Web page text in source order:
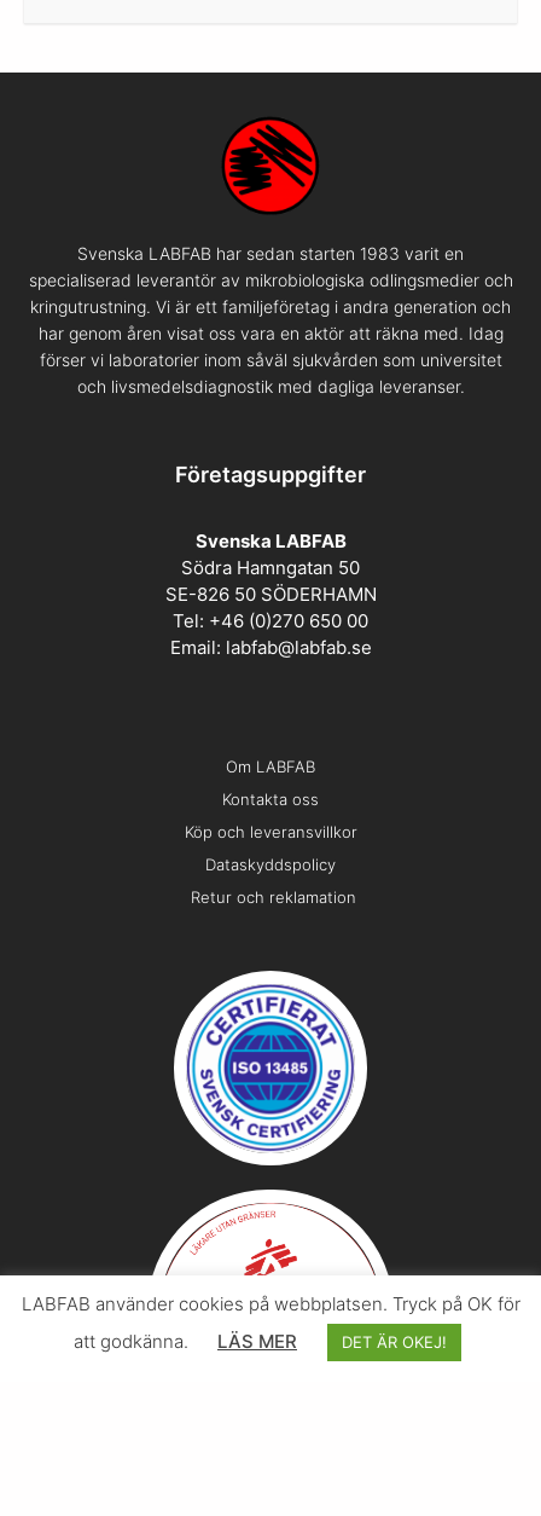
Svenska LABFAB har sedan starten 1983 varit en
specialiserad leverantör av mikrobiologiska odlingsmedier och
kringutrustning. Vi är ett familjeföretag i andra generation och
har genom åren visat oss vara en aktör att räkna med. Idag
förser vi laboratorier inom såväl sjukvården som universitet
och livsmedelsdiagnostik med dagliga leveranser.
Företagsuppgifter
Svenska LABFAB
Södra Hamngatan 50
SE-826 50 SÖDERHAMN
Tel: +46 (0)270 650 00
Email: labfab@labfab.se
Om LABFAB
Kontakta oss
Köp och leveransvillkor
Dataskyddspolicy
Retur och reklamation
LABFAB använder cookies på webbplatsen. Tryck på OK för
att godkänna.
LÄS MER DET ÄR OKEJ!